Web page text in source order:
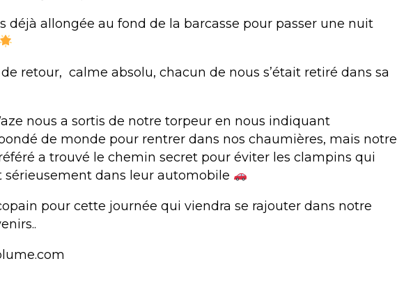
déjà allongée au fond de la barcasse pour passer une nuit
retour, calme absolu, chacun de nous s’était retiré dans sa
nous a sortis de notre torpeur en nous indiquant
de monde pour rentrer dans nos chaumières, mais notre
a trouvé le chemin secret pour éviter les clampins qui
sérieusement dans leur automobile
pour cette journée qui viendra se rajouter dans notre